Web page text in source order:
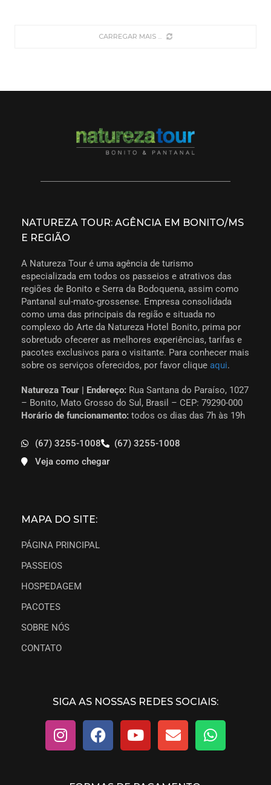
CARREGAR MAIS
NATUREZA TOUR: AGÊNCIA EM BONITO/MS
E REGIÃO
A Natureza Tour é uma agência de turismo
especializada em todos os passeios e atrativos das
regiões de Bonito e Serra da Bodoquena, assim como
Pantanal sul-mato-grossense. Empresa consolidada
como uma das principais da região e situada no
complexo do Arte da Natureza Hotel Bonito, prima por
sobretudo ofecerer as melhores experiências, tarifas e
pacotes exclusivos para o visitante. Para conhecer mais
sobre os serviços oferecidos, por favor clique aqui.
Natureza Tour | Endereço: Rua Santana do Paraíso, 1027
– Bonito, Mato Grosso do Sul, Brasil – CEP: 79290-000
Horário de funcionamento: todos os dias das 7h às 19h
(67) 3255-1008
(67) 3255-1008
Veja como chegar
MAPA DO SITE:
PÁGINA PRINCIPAL
PASSEIOS
HOSPEDAGEM
PACOTES
SOBRE NÓS
CONTATO
SIGA AS NOSSAS REDES SOCIAIS: